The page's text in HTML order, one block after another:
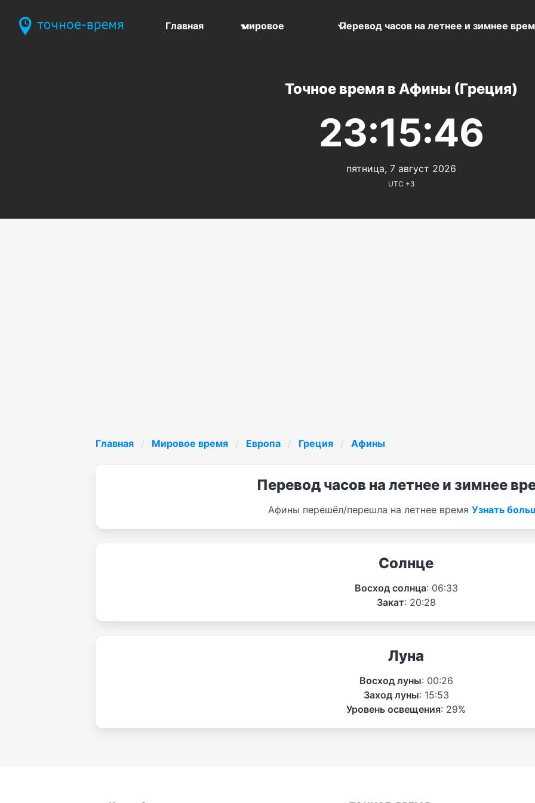
Главная мировое Перевод часов на летнее и зимнее
Точное время в Афины (Греция)
23:15:46
пятница, 7 август 2026
UTC +3
Главная Мировое время Европа Греция Афины
Перевод часов на летнее и зимнее
Афины перешёл/перешла на летнее время Узнать
Солнце
Восход солнца: 06:33
Закат: 20:28
Луна
Восход луны: 00:26
Заход луны: 15:53
Уровень освещения: 29%